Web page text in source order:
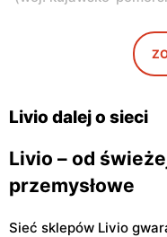
Livio dalej o sieci
Livio – od
przemysłowe
Sieć sklepów Livio